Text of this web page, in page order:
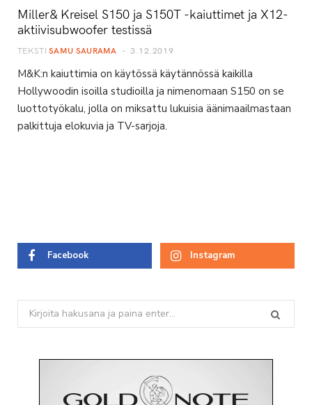
Miller& Kreisel S150 ja S150T -kaiuttimet ja X12-
aktiivisubwoofer testissä
TEKSTI SAMU SAURAMA 3.12.2019
M&K:n kaiuttimia on käytössä käytännössä kaikilla
Hollywoodin isoilla studioilla ja nimenomaan S150 on se
luottotyökalu, jolla on miksattu lukuisia äänimaailmastaan
palkittuja elokuvia ja TV-sarjoja.
Facebook Instagram
Search
for: